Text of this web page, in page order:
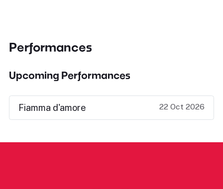
Performances
Upcoming Performances
Fiamma d'amore 22 Oct 2026